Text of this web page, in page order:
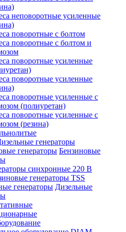
неповоротные усиленные
поворотные с болтом
поворотные с болтом и
поворотные усиленные
поворотные усиленные
поворотные усиленные с
(полиуретан)
поворотные усиленные с
(резина)
генераторы
Бензиновые
синхронные 220 В
генераторы TSS
Дизельные